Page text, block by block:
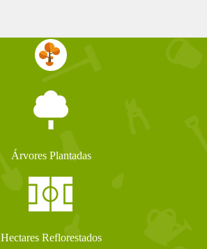
Árvores Plantadas
Hectares Reflorestados